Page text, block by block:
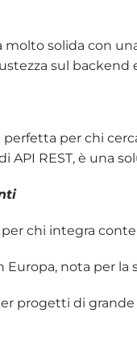
solida con
sul
per chi
API REST, è una
chi integra
Europa, nota per la
progetti di grande